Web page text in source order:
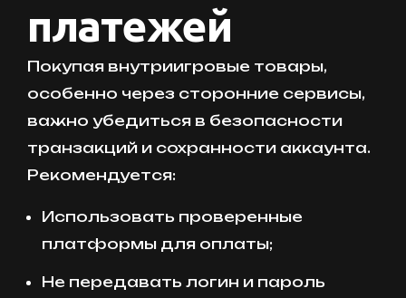
платежей
Покупая внутриигровые товары,
особенно через сторонние сервисы,
важно убедиться в безопасности
транзакций и сохранности аккаунта.
Рекомендуется:
Использовать проверенные
платформы для оплаты;
Не передавать логин и пароль